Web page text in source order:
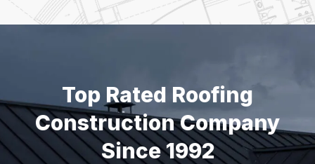
Top Rated Roofing
Construction Company
Since 1992